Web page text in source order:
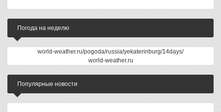
Погода на неделю
world-weather.ru/pogoda/russia/yekaterinburg/14days/
world-weather.ru
Популярные новости